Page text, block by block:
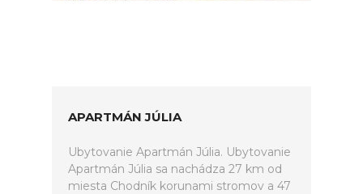
APARTMÁN JÚLIA
Ubytovanie Apartmán Júlia. Ubytovanie
Apartmán Júlia sa nachádza 27 km od
miesta Chodník korunami stromov a 47